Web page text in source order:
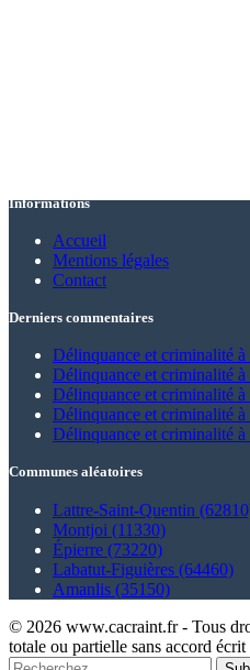
Informations
Accueil
Mentions légales
Contact
Derniers commentaires
Délinquance et criminalité
Délinquance et criminalité
Délinquance et criminalité
Délinquance et criminalité
Délinquance et criminalité
Communes aléatoires
Lattre-Saint-Quentin
Montjoi (11330)
Épierre (73220)
Labatut-Figuières (64460)
Amanlis (35150)
© 2026 www.cacraint.fr - Tous
totale ou partielle sans accord